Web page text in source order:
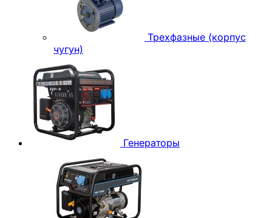
Трехфазные (корпус
чугун)
Генераторы